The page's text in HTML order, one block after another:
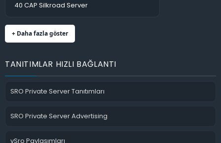
40 CAP Silkroad Server
+ Daha fazla göster
TANITIMLAR HIZLI BAĞLANTI
SRO Private Server Tanıtımları
SRO Private Server Advertising
vSro Paylaşımları